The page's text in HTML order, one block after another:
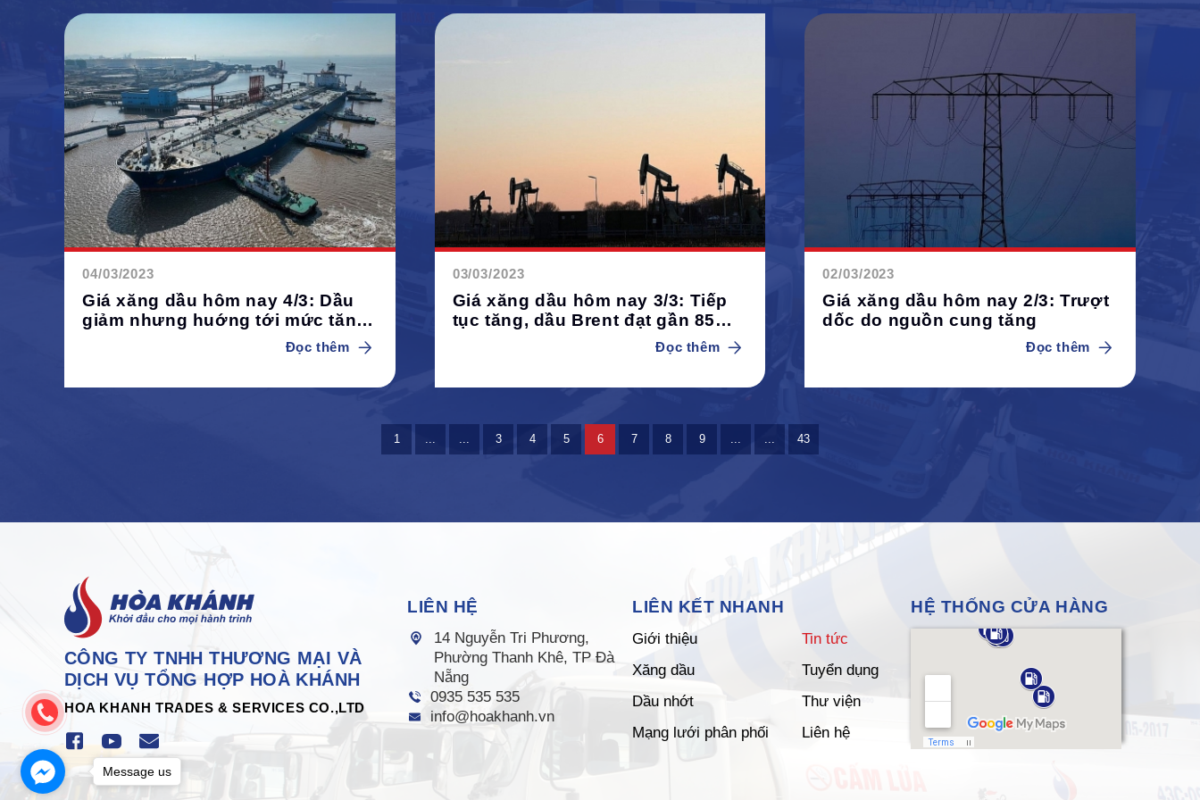
04/03/2023
Giá xăng dầu hôm nay 4/3: Dầu
giảm nhưng huớng tới mức tăng
Đọc thêm
03/03/2023
Giá xăng dầu hôm nay 3/3: Tiếp
tục tăng, dầu Brent đạt gần 85
Đọc thêm
02/03/2023
Giá xăng dầu hôm nay 2/3: Trượt
dốc do nguồn cung tăng
Đọc thêm
1 ... ... 3 4 5 6 7 8 9 ... ... 43
CÔNG TY TNHH THƯƠNG MẠI VÀ
DỊCH VỤ TỔNG HỢP HOÀ KHÁNH
HOA KHANH TRADES & SERVICES CO.,LTD
LIÊN HỆ
14 Nguyễn Tri Phương,
Phường Thanh Khê, TP Đà
Nẵng
0935 535 535
info@hoakhanh.vn
LIÊN KẾT NHANH
Giới thiệu
Xăng dầu
Dầu nhớt
Mạng lưới phân phối
Tin tức
Tuyển dụng
Thư viện
Liên hệ
HỆ THỐNG CỬA HÀNG
Message us